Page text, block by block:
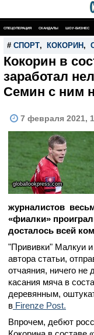
СПЕЦОПЕРАЦИЯ СКАНДАЛЫ ШОУ-БИЗНЕС
# СПОРТ, КОКОРИН ,
Кокорин в
заработал
Семин с ним
7 февраля 2021,
globallookpress.com
журналистов
«фиалки»
досталось всей
"Прививки" Малкуи
автора статьи,
отчаяния, ничего
касания мяча в
деревянным,
в Firenze Post.
Впрочем, дебют